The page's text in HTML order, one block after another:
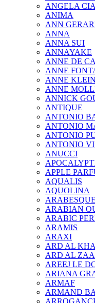
ANGELA
ANIMA
ANN
ANNA
ANNA SUI
ANNAYAKE
ANNE DE
ANNE
ANNE KLEIN
ANNE
ANNICK
ANTIQUE
ANTONIO
ANTONIO
ANTONIO
ANTONIO
ANUCCI
APPLE
AQUALIS
AQUOLINA
ARABIAN
ARABIC
ARAMIS
ARAXI
ARD AL
ARD AL
AREEJ LE
ARIANA
ARMAF
ARMAND